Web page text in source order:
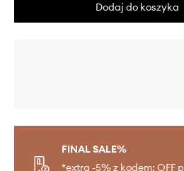
Dodaj do koszyka
FINAL SALE%
*extra -5% z kodem: OFF